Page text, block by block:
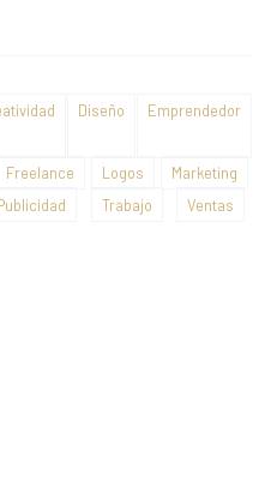
Diseño Emprendedor
Freelance Logos
Marketing
Trabajo Ventas